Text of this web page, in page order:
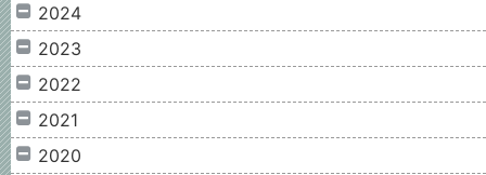
2024
2023
2022
2021
2020